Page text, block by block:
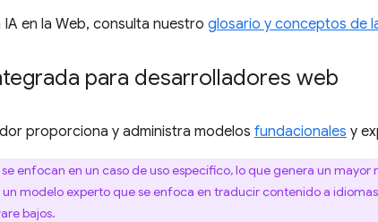
IA en la Web, consulta nuestro glosario y conceptos de
para desarrolladores web
proporciona y administra modelos fundacionales y
se enfocan en un caso de uso específico, lo que genera un mayor
modelo experto que se enfoca en traducir contenido a
bajos.